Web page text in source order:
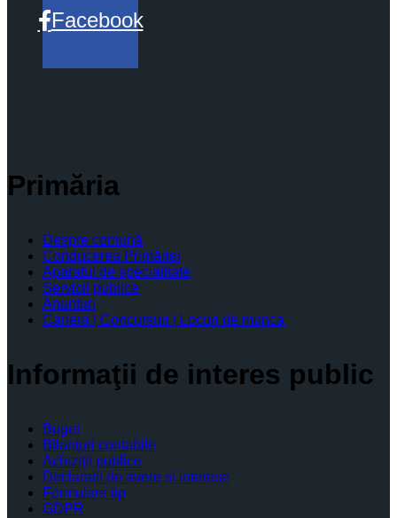
Facebook
Primăria
Despre comună
Conducerea Primăriei
Aparatul de specialitate
Servicii publice
Anunturi
Cariera | Concursuri | Locuri de munca
Informaţii de interes public
Buget
Bilanţuri contabile
Achiziţii publice
Declaratii de avere si interese
Formulare tip
GDPR